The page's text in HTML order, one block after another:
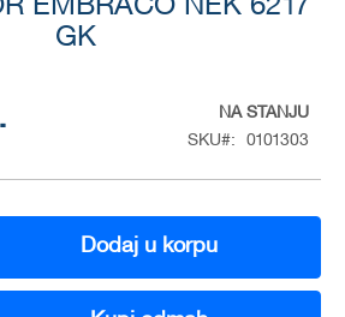
EMBRACO NEK 6217
GK
NA STANJU
SKU
0101303
Dodaj u korpu